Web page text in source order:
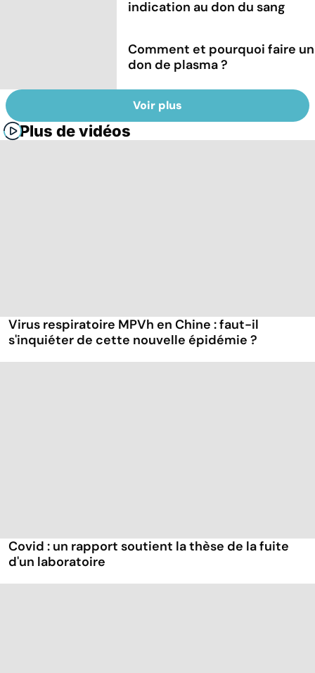
indication au don du sang
Comment et pourquoi faire un
don de plasma ?
Voir plus
Plus de vidéos
Virus respiratoire MPVh en Chine : faut-il
s'inquiéter de cette nouvelle épidémie ?
Covid : un rapport soutient la thèse de la fuite
d'un laboratoire